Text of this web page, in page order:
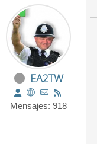
EA2TW
Mensajes: 918